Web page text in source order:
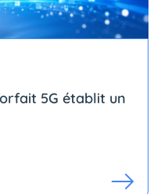
5G établit un